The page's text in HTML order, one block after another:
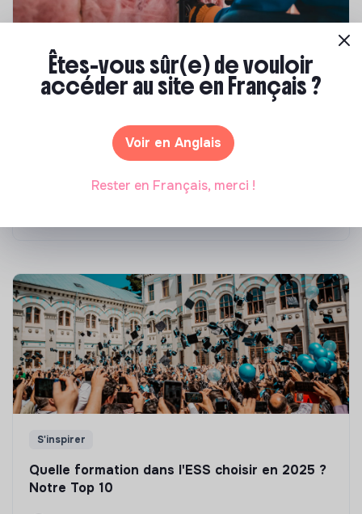
Compétences & formations
Top 8 des formations en rénovation
énergétique des bâtiments
S'inspirer
Quelle formation dans l'ESS choisir en 2025 ?
Notre Top 10
Êtes-vous sûr(e) de vouloir
accéder au site en Français ?
Voir en Anglais
Rester en Français, merci !